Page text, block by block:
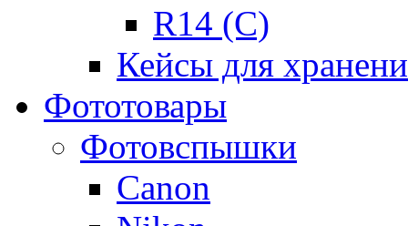
R14 (C)
Кейсы для
Фототовары
Фотовспышки
Canon